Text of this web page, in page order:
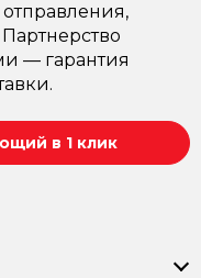
— гарантия
в 1 клик